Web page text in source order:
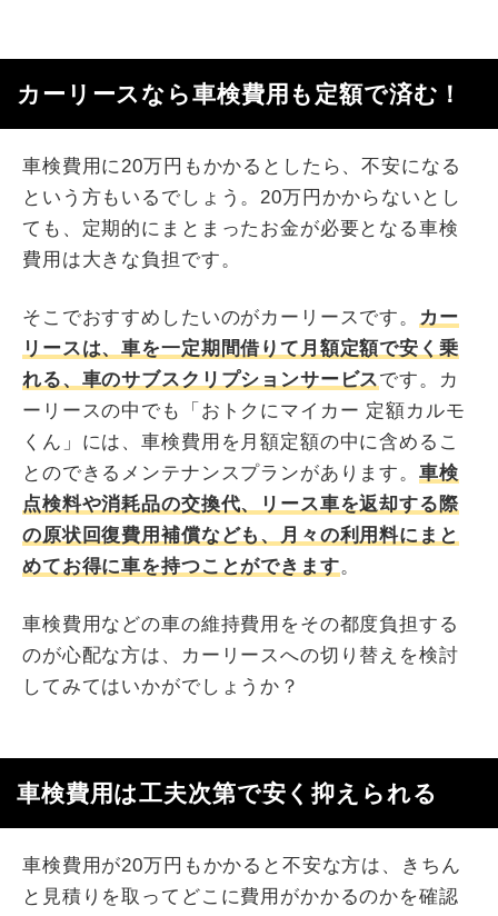
カーリースなら車検費用も定額で済む！
車検費用に20万円もかかるとしたら、不安になる
という方もいるでしょう。20万円かからないとし
ても、定期的にまとまったお金が必要となる車検
費用は大きな負担です。
そこでおすすめしたいのがカーリースです。
カー
リースは、車を一定期間借りて月額定額で安く乗
れる、車のサブスクリプションサービスです。カ
ーリースの中でも「おトクにマイカー 定額カルモ
くん」には、車検費用を月額定額の中に含めるこ
とのできるメンテナンスプランがあります。車検
点検料や消耗品の交換代、リース車を返却する際
の原状回復費用補償なども、月々の利用料にまと
めてお得に車を持つことができます。
車検費用などの車の維持費用をその都度負担する
のが心配な方は、カーリースへの切り替えを検討
してみてはいかがでしょうか？
車検費用は工夫次第で安く抑えられる
車検費用が20万円もかかると不安な方は、きちん
と見積りを取ってどこに費用がかかるのかを確認